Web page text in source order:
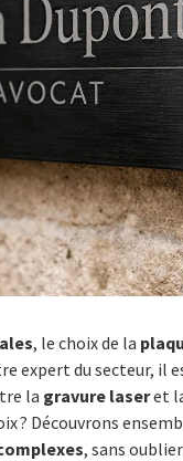
, le choix de la
expert du secteur, il
la gravure laseret
? Découvrons
, sans